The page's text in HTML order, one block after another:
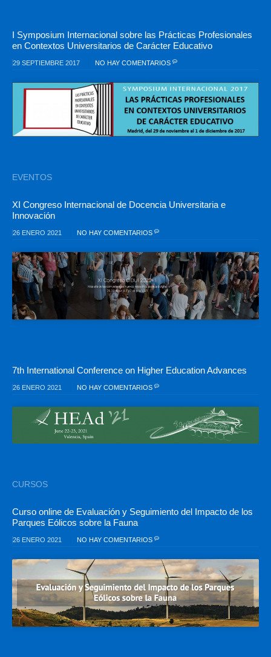
I Symposium Internacional sobre las Prácticas Profesionales
en Contextos Universitarios de Carácter Educativo
29 SEPTIEMBRE 2017 NO HAY COMENTARIOS
EVENTOS
XI Congreso Internacional de Docencia Universitaria e
Innovación
26 ENERO 2021 NO HAY COMENTARIOS
7th International Conference on Higher Education Advances
26 ENERO 2021 NO HAY COMENTARIOS
CURSOS
Curso online de Evaluación y Seguimiento del Impacto de los
Parques Eólicos sobre la Fauna
26 ENERO 2021 NO HAY COMENTARIOS